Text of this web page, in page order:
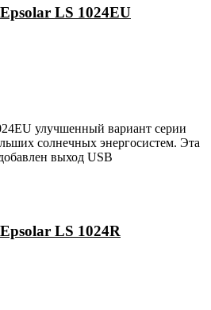
LS 1024EU
улучшенный вариант серии
солнечных энергосистем. Эта
выход USB
LS 1024R